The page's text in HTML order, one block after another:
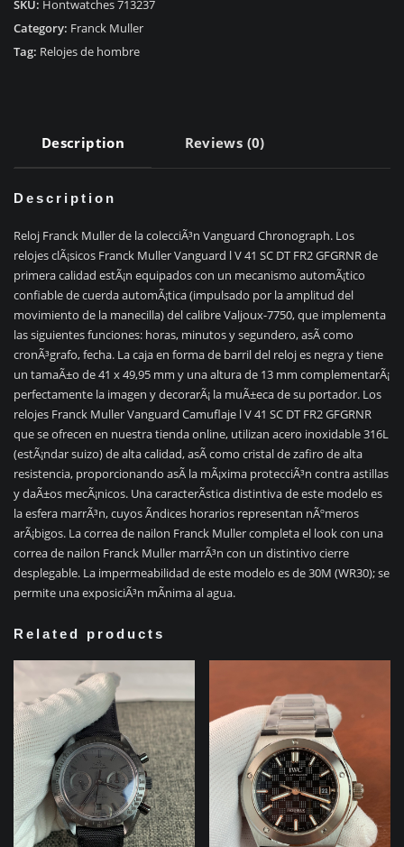
l
GFGRNR
SKU: Hontwatches 713237
Category: Franck Muller
Tag: Relojes de hombre
Description Reviews (0)
Description
Reloj Franck Muller de la colecciÃ³n Vanguard Chronograph. Los
relojes clÃ¡sicos Franck Muller Vanguard l V 41 SC DT FR2 GFGRNR de
primera calidad estÃ¡n equipados con un mecanismo automÃ¡tico
confiable de cuerda automÃ¡tica (impulsado por la amplitud del
movimiento de la manecilla) del calibre Valjoux-7750, que implementa
las siguientes funciones: horas, minutos y segundero, asÃ­ como
cronÃ³grafo, fecha. La caja en forma de barril del reloj es negra y tiene
un tamaÃ±o de 41 x 49,95 mm y una altura de 13 mm complementarÃ¡
perfectamente la imagen y decorarÃ¡ la muÃ±eca de su portador. Los
relojes Franck Muller Vanguard Camuflaje l V 41 SC DT FR2 GFGRNR
que se ofrecen en nuestra tienda online, utilizan acero inoxidable 316L
(estÃ¡ndar suizo) de alta calidad, asÃ­ como cristal de zafiro de alta
resistencia, proporcionando asÃ­ la mÃ¡xima protecciÃ³n contra astillas
y daÃ±os mecÃ¡nicos. Una caracterÃ­stica distintiva de este modelo es
la esfera marrÃ³n, cuyos Ã­ndices horarios representan nÃºmeros
arÃ¡bigos. La correa de nailon Franck Muller completa el look con una
correa de nailon Franck Muller marrÃ³n con un distintivo cierre
desplegable. La impermeabilidad de este modelo es de 30M (WR30); se
permite una exposiciÃ³n mÃ­nima al agua.
Related products